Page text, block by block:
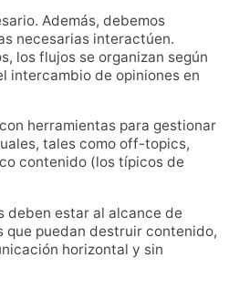
Además, debemos
necesarias interactúen.
los flujos se organizan según
intercambio de opiniones en
herramientas para gestionar
tales como off-topics,
contenido (los típicos de
deben estar al alcance de
que puedan destruir contenido,
horizontal y sin